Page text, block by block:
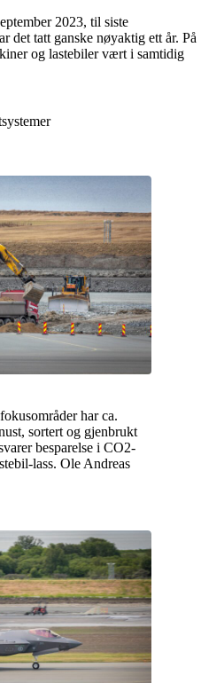
2023, til siste
det tatt ganske nøyaktig ett år. På
og lastebiler vært i samtidig
har ca.
sortert og gjenbrukt
besparelse i CO2-
lass. Ole Andreas